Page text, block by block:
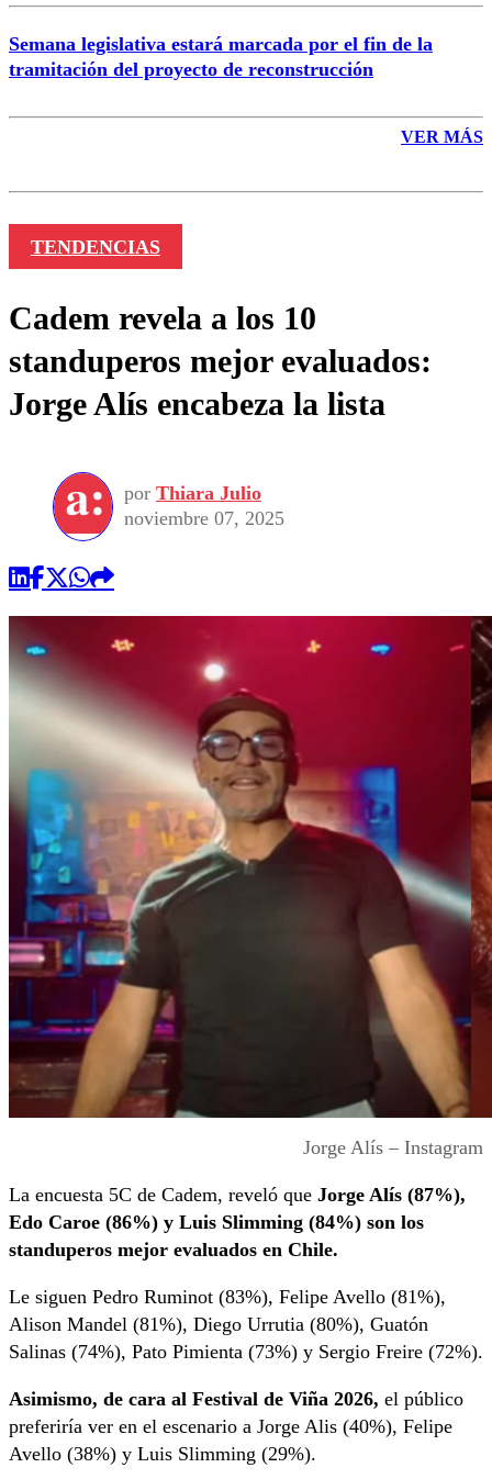
Semana legislativa estará marcada por el fin de la
tramitación del proyecto de reconstrucción
VER MÁS
TENDENCIAS
Cadem revela a los 10
standuperos mejor evaluados:
Jorge Alís encabeza la lista
por Thiara Julio
noviembre 07, 2025
Jorge Alís – Instagram
La encuesta 5C de Cadem, reveló que Jorge Alís (87%),
Edo Caroe (86%) y Luis Slimming (84%) son los
standuperos mejor evaluados en Chile.
Le siguen Pedro Ruminot (83%), Felipe Avello (81%),
Alison Mandel (81%), Diego Urrutia (80%), Guatón
Salinas (74%), Pato Pimienta (73%) y Sergio Freire (72%).
Asimismo, de cara al Festival de Viña 2026, el público
preferiría ver en el escenario a Jorge Alis (40%), Felipe
Avello (38%) y Luis Slimming (29%).